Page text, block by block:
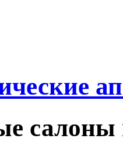
салоны